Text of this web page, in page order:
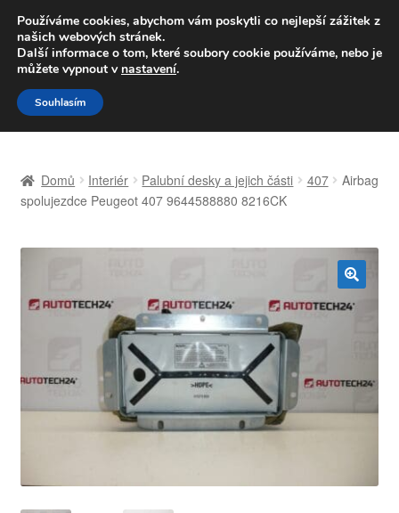
DOPRAVA od 139,-Kč
Volejte po-pá 9-16 704 494 494
Přeskočit
na
navigaci
Přejít
k
obsahu
Celosvětová doprava
Můj účet
Domů Interiér Palubní desky a jejich části 407
Airbag
spolujezdce Peugeot 407 9644588880 8216CK
🔍
Používáme cookies, abychom vám poskytli co nejlepší zážitek z
našich webových stránek.
Další informace o tom, které soubory cookie používáme, nebo je
můžete vypnout v nastavení.
Souhlasím